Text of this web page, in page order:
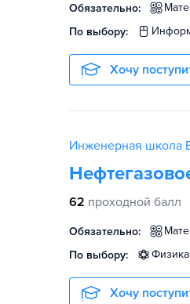
Обязательно:
По выбору:
Хочу
Инженерная школа
62 проходной балл
Обязательно:
По выбору:
физика
Хочу